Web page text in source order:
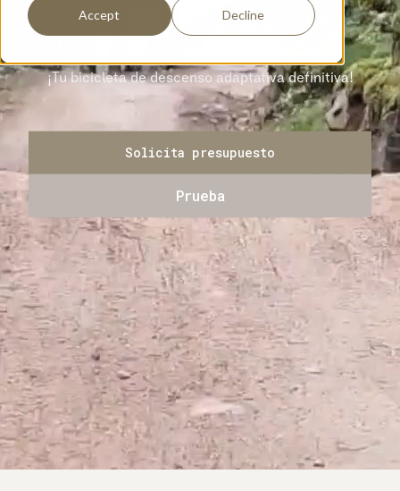
Accept Decline
ExoGravity
¡Tu bicicleta de descenso adaptativa definitiva!
Solicita presupuesto
Prueba